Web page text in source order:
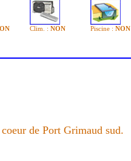
Clim. : NON Piscine : NON
de Port Grimaud sud.